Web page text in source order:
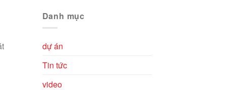
Danh mục
dự án
Tin tức
video